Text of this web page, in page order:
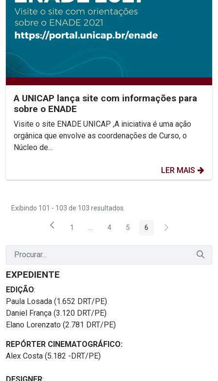
A UNICAP lança site com informações para
sobre o ENADE
Visite o site ENADE UNICAP ,A iniciativa é uma ação
orgânica que envolve as coordenações de Curso, o
Núcleo de...
LER MAIS
Exibindo 101 - 103 de 103 resultados.
Página
1 Páginas intermediárias Usar ABA para
Página
4 Página
5 Página
6
EXPEDIENTE
EDIÇÃO:
Paula Losada (1.652 DRT/PE)
Daniel França (3.120 DRT/PE)
Elano Lorenzato (2.781 DRT/PE)
REPÓRTER CINEMATOGRÁFICO:
Alex Costa (5.182 -DRT/PE)
DESIGNER: